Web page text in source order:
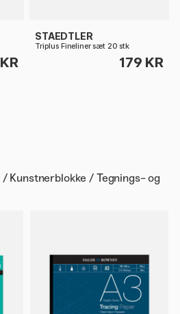
STAEDTLER
Triplus Fineliner sæt 20 stk
179 KR
/ Kunstnerblokke / Tegnings- og